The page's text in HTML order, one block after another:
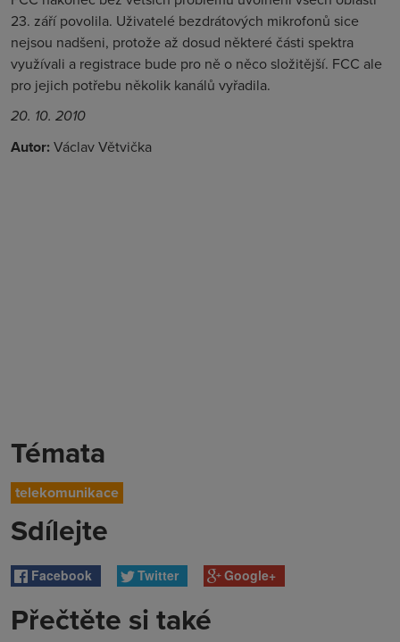
23. září povolila. Uživatelé bezdrátových mikrofonů sice
nejsou nadšeni, protože až dosud některé části spektra
využívali a registrace bude pro ně o něco složitější. FCC ale
pro jejich potřebu několik kanálů vyřadila.
20. 10. 2010
Autor: Václav Větvička
Témata
telekomunikace
Sdílejte
Facebook Twitter Google+
Přečtěte si také